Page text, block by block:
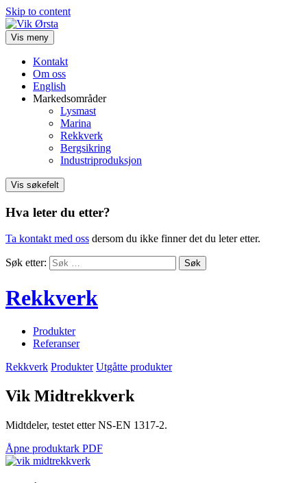
Skip to content
Vis meny
Kontakt
Om oss
English
Markedsområder
Lysmast
Marina
Rekkverk
Bergsikring
Industriproduksjon
Vis søkefelt
Hva leter du etter?
Ta kontakt med oss dersom du ikke finner det du leter etter.
Søk etter:
Rekkverk
Produkter
Referanser
Rekkverk Produkter Utgåtte produkter
Vik Midtrekkverk
Midtdeler, testet etter NS-EN 1317-2.
Åpne produktark PDF